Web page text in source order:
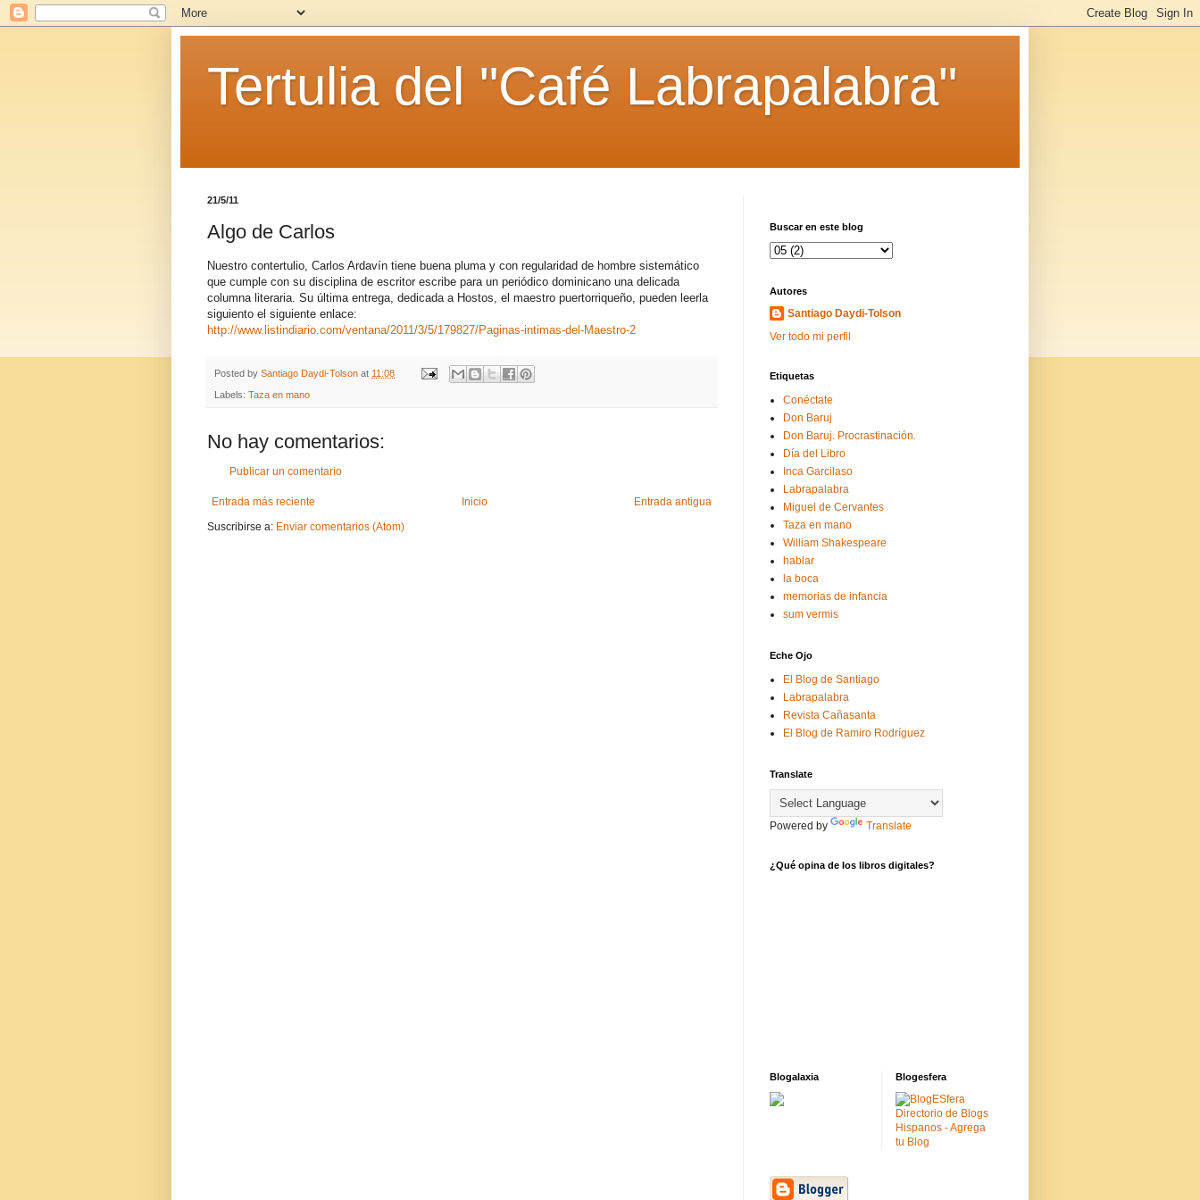
Tertulia del "Café Labrapalabra"
21/5/11
Algo de Carlos
Nuestro contertulio, Carlos Ardavín tiene buena pluma y con regularidad de hombre sistemático
que cumple con su disciplina de escritor escribe para un periódico dominicano una delicada
columna literaria. Su última entrega, dedicada a Hostos, el maestro puertorriqueño, pueden leerla
siguiento el siguiente enlace:
http://www.listindiario.com/ventana/2011/3/5/179827/Paginas-intimas-del-Maestro-2
Posted by Santiago Daydi-Tolson at 11:08
Labels: Taza en mano
No hay comentarios:
Publicar un comentario
Entrada más reciente Entrada antigua
Inicio
Suscribirse a: Enviar comentarios (Atom)
Buscar en este blog
Autores
Santiago Daydi-Tolson
Ver todo mi perfil
Etiquetas
Conéctate
Don Baruj
Don Baruj. Procrastinación.
Día del Libro
Inca Garcilaso
Labrapalabra
Miguel de Cervantes
Taza en mano
William Shakespeare
hablar
la boca
memorias de infancia
sum vermis
Eche Ojo
El Blog de Santiago
Labrapalabra
Revista Cañasanta
El Blog de Ramiro Rodríguez
Translate
Powered by Translate
¿Qué opina de los libros digitales?
Blogalaxia Blogesfera